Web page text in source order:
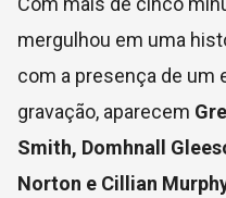
mergulhou em uma
com a presença de um
gravação, aparecem
Smith, Domhnall
Norton e Cillian